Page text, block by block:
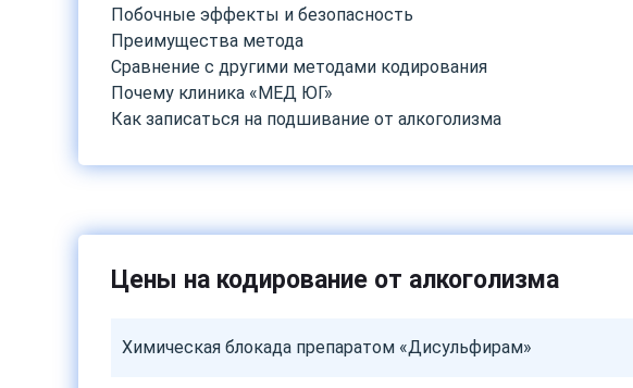
Побочные эффекты и безопасность
Преимущества метода
Сравнение с другими методами кодирования
Почему клиника «МЕД ЮГ»
Как записаться на подшивание от алкоголизма
Цены на кодирование от алкоголизма
Химическая блокада препаратом «Дисульфирам»